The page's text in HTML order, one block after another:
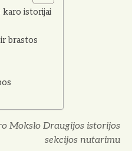
karo istorijai
brastos
Mokslo Draugijos istorijos
sekcijos nutarimu